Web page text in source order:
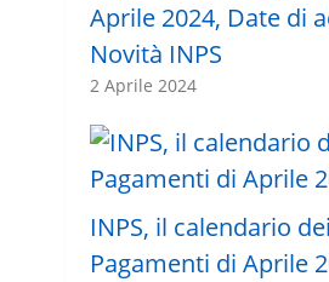
Aprile 2024, Date di
Novità INPS
2 Aprile 2024
INPS, il calendario dei
Pagamenti di Aprile